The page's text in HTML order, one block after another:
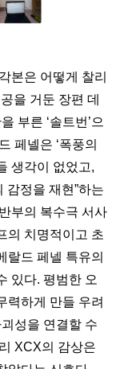
본은 어떻게 찰리
을 거둔 장편 데
부른 ‘솔트번’으
페넬은 ‘폭풍의
생각이 없었고,
감정을 재현”하는
부의 복수극 서사
의 치명적이고 초
랄드 페넬 특유의
있다. 평범한 오
력하게 만들 우려
성을 연결할 수
XCX의 감상은